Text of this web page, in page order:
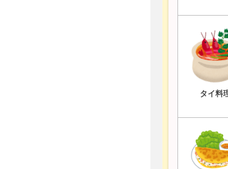
タイ料